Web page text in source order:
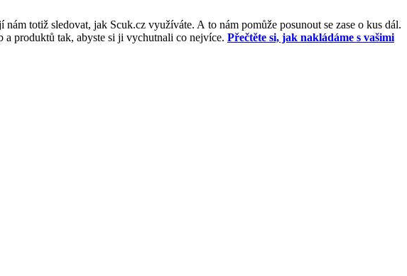
totiž sledovat, jak Scuk.cz využíváte. A to nám pomůže posunout se zase o kus dál.
a produktů tak, abyste si ji vychutnali co nejvíce. Přečtěte si, jak nakládáme s vašimi